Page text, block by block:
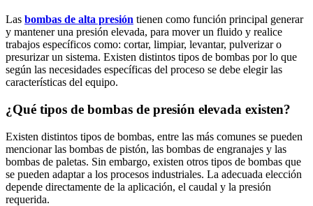
Las bombas de alta presión tienen como función principal generar
y mantener una presión elevada, para mover un fluido y realice
trabajos específicos como: cortar, limpiar, levantar, pulverizar o
presurizar un sistema. Existen distintos tipos de bombas por lo que
según las necesidades específicas del proceso se debe elegir las
características del equipo.
¿Qué tipos de bombas de presión elevada existen?
Existen distintos tipos de bombas, entre las más comunes se pueden
mencionar las bombas de pistón, las bombas de engranajes y las
bombas de paletas. Sin embargo, existen otros tipos de bombas que
se pueden adaptar a los procesos industriales. La adecuada elección
depende directamente de la aplicación, el caudal y la presión
requerida.